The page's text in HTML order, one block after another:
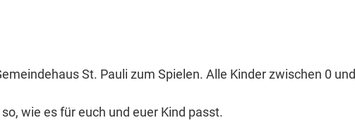
St. Pauli zum Spielen. Alle Kinder zwischen 0
wie es für euch und euer Kind passt.